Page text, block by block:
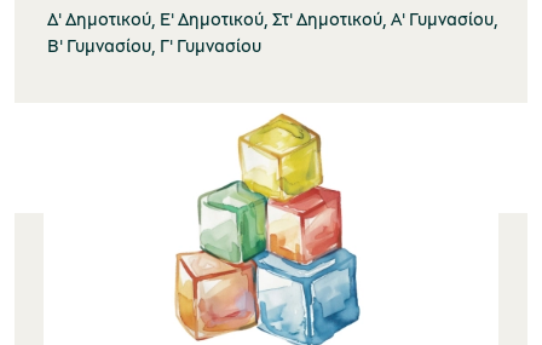
Δ' Δημοτικού, Ε' Δημοτικού, Στ' Δημοτικού, Α' Γυμνασίου,
Β' Γυμνασίου, Γ' Γυμνασίου